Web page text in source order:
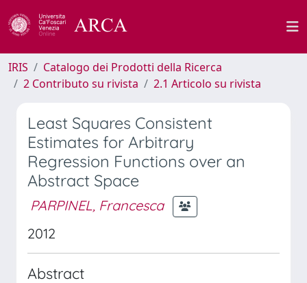
IRIS
Catalogo dei Prodotti della Ricerca
2 Contributo su rivista
2.1 Articolo su rivista
Least Squares Consistent
Estimates for Arbitrary
Regression Functions over an
Abstract Space
PARPINEL, Francesca
2012
Abstract